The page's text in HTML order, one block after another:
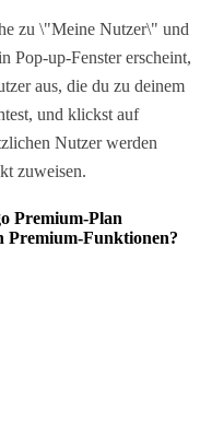
zu \"Meine Nutzer\" und
Pop-up-Fenster erscheint,
aus, die du zu deinem
und klickst auf
Nutzer werden
zuweisen.
Premium-Plan
Premium-Funktionen?